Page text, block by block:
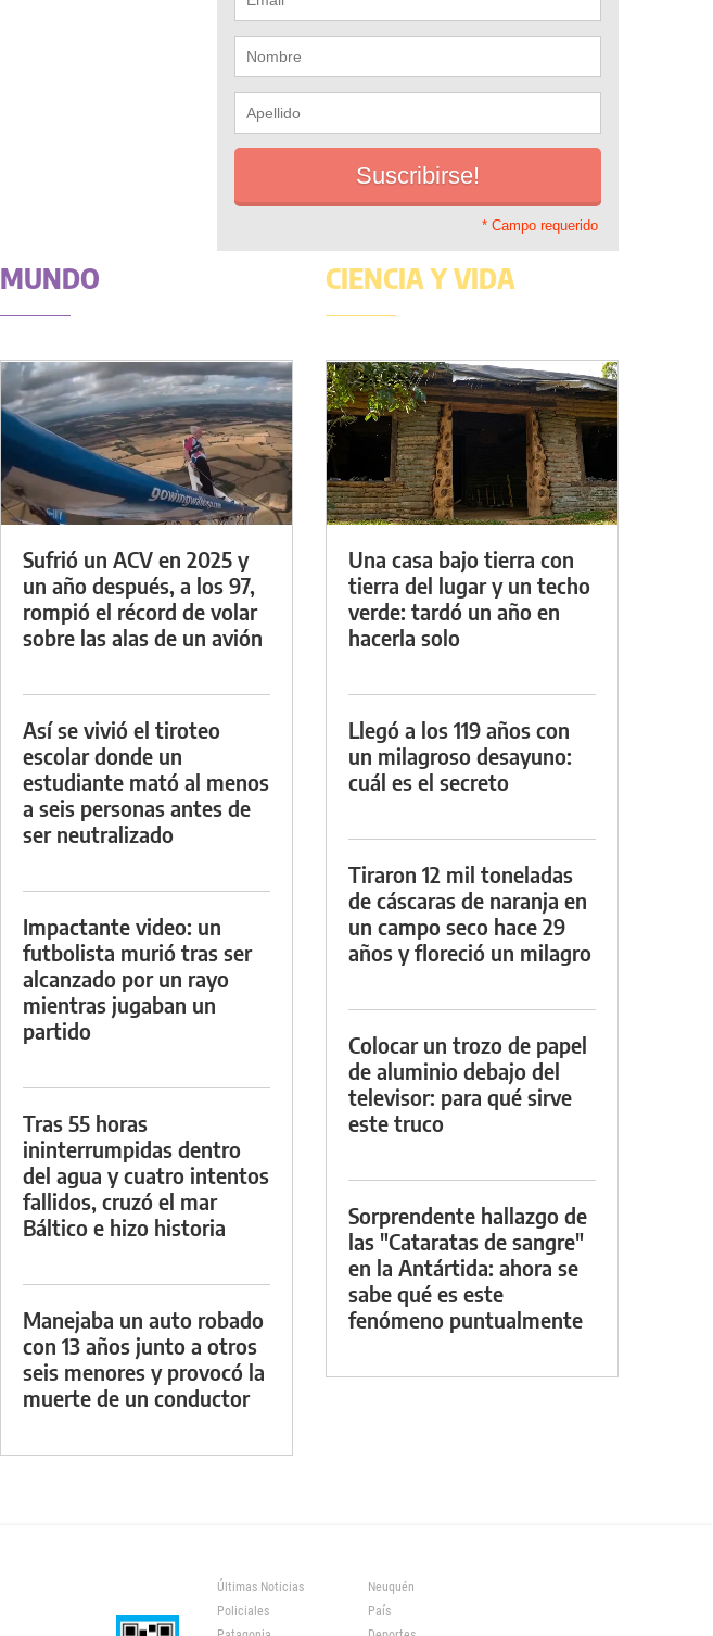
* Campo requerido
MUNDO
Sufrió un ACV en 2025 y
un año después, a los 97,
rompió el récord de volar
sobre las alas de un avión
Así se vivió el tiroteo
escolar donde un
estudiante mató al menos
a seis personas antes de
ser neutralizado
Impactante video: un
futbolista murió tras ser
alcanzado por un rayo
mientras jugaban un
partido
Tras 55 horas
ininterrumpidas dentro
del agua y cuatro intentos
fallidos, cruzó el mar
Báltico e hizo historia
Manejaba un auto robado
con 13 años junto a otros
seis menores y provocó la
muerte de un conductor
CIENCIA Y VIDA
Una casa bajo tierra con
tierra del lugar y un techo
verde: tardó un año en
hacerla solo
Llegó a los 119 años con
un milagroso desayuno:
cuál es el secreto
Tiraron 12 mil toneladas
de cáscaras de naranja en
un campo seco hace 29
años y floreció un milagro
Colocar un trozo de papel
de aluminio debajo del
televisor: para qué sirve
este truco
Sorprendente hallazgo de
las "Cataratas de sangre"
en la Antártida: ahora se
sabe qué es este
fenómeno puntualmente
Últimas Noticias
Neuquén
Policiales
País